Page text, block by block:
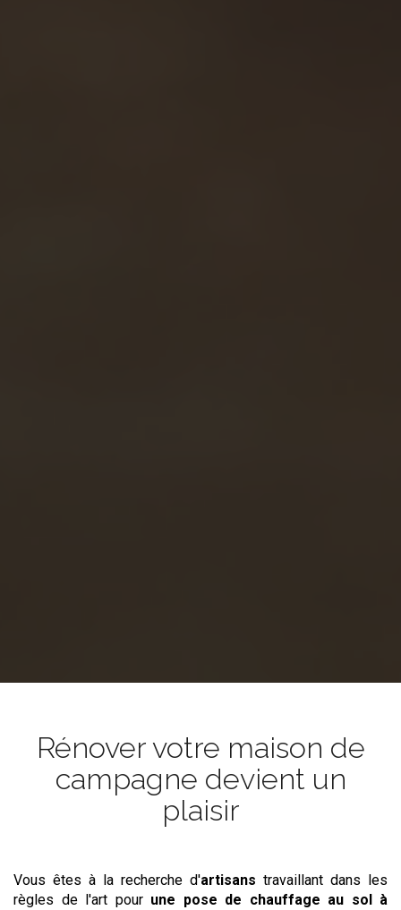
Rénover votre maison de
campagne devient un
plaisir
Vous êtes à la recherche d'artisans travaillant dans les
règles de l'art pour une pose de chauffage au sol
à